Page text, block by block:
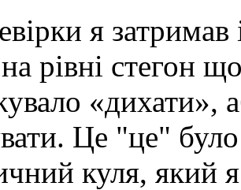
я
рівні стегон
«дихати»,
Це "це"
куля, який